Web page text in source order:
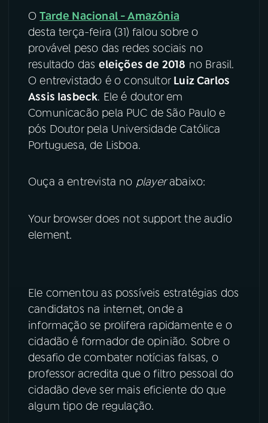
08FESTIVAL DE MÚSICA
ACOMPANHE A RÁDIO NACIONAL
YouTube Facebook
Instagram X
TikTok
OTarde Nacional - Amazônia
desta terça-feira (31) falou sobre o
provável peso das redes sociais no
resultado das eleições de 2018 no Brasil.
O entrevistado é o consultor Luiz Carlos
Assis Iasbeck. Ele é doutor em
Comunicacão pela PUC de São Paulo e
pós Doutor pela Universidade Católica
Portuguesa, de Lisboa.
Ouça a entrevista no playerabaixo:
Your browser does not support the audio
element.
Ele comentou as possíveis estratégias dos
candidatos na internet, onde a
informação se prolifera rapidamente e o
cidadão é formador de opinião. Sobre o
desafio de combater notícias falsas, o
professor acredita que o filtro pessoal do
cidadão deve ser mais eficiente do que
algum tipo de regulação.